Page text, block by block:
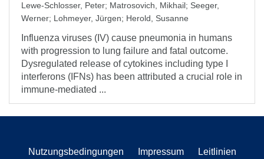
Lewe-Schlosser, Peter; Matrosovich, Mikhail; Seeger,
Werner; Lohmeyer, Jürgen; Herold, Susanne
Influenza viruses (IV) cause pneumonia in humans
with progression to lung failure and fatal outcome.
Dysregulated release of cytokines including type I
interferons (IFNs) has been attributed a crucial role in
immune-mediated ...
Nutzungsbedingungen Impressum
Leitlinien